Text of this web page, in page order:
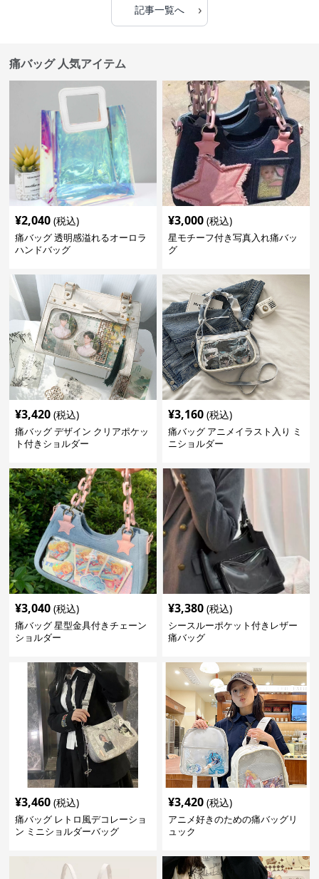
記事一覧へ ›
痛バッグ 人気アイテム
¥2,040 (税込)
痛バッグ 透明感溢れるオーロラ
ハンドバッグ
¥3,000 (税込)
星モチーフ付き写真入れ痛バッ
グ
¥3,420 (税込)
痛バッグ デザイン クリアポケッ
ト付きショルダー
¥3,160 (税込)
痛バッグ アニメイラスト入り ミ
ニショルダー
¥3,040 (税込)
痛バッグ 星型金具付きチェーン
ショルダー
¥3,380 (税込)
シースルーポケット付きレザー
痛バッグ
¥3,460 (税込)
痛バッグ レトロ風デコレーショ
ン ミニショルダーバッグ
¥3,420 (税込)
アニメ好きのための痛バッグリ
ュック